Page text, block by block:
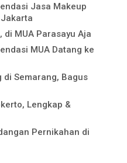
Jasa Makeup
di MUA Parasayu Aja
MUA Datang ke
di Semarang, Bagus
Lengkap &
Pernikahan di